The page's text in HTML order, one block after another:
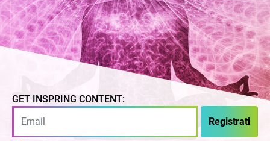
GET INSPRING CONTENT: